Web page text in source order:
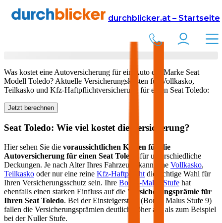
durchblicker.at – Startseite
Versicherung Autoversicherung Seat
Seat Toledo in Österreich
Was kostet eine Autoversicherung für ein Auto der Marke Seat
Modell Toledo? Aktuelle Versicherungskosten für Vollkasko,
Teilkasko und Kfz-Haftpflichtversicherung für einen Seat Toledo:
Jetzt berechnen
Seat Toledo: Wie viel kostet die Versicherung?
Hier sehen Sie die voraussichtlichen Kosten für die
Autoversicherung für einen Seat Toledo
für unterschiedliche
Deckungen. Je nach Alter Ihres Fahrzeugs kann eine Vollkasko,
Teilkasko oder nur eine reine Kfz-Haftpflicht die richtige Wahl für
Ihren Versicherungsschutz sein. Ihre Bonus-Malus Stufe hat
ebenfalls einen starken Einfluss auf die Versicherungsprämie für
Ihren Seat Toledo. Bei der Einsteigerstufe (Bonus Malus Stufe 9)
fallen die Versicherungsprämien deutlich höher aus als zum Beispiel
bei der Nuller Stufe.